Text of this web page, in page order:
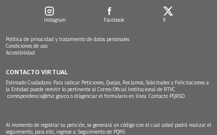
Instagram Facebook X
Política de privacidad y tratamiento de datos personales
Condiciones de uso
Accesibilidad
CONTACTO VIRTUAL
Estimado Ciudadano: Para radicar Peticiones, Quejas, Reclamos, Solicitudes y Felicitaciones a
la Entidad puede remitir lo pertinente al Correo Oficial Institucional de RTVC
correspondencia@rtvc.gov.co o diligenciar el formulario en línea: Contacto PQRSD.
Al momento de registrar su petición, se generará un código con el cual usted podrá realizar el
seguimiento, para ello, ingrese a: Seguimiento de PQRS